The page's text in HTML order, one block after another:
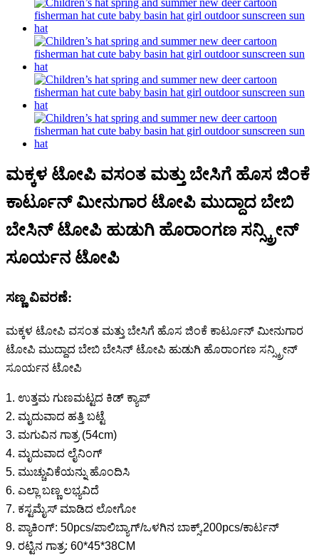
ಮಕ್ಕಳ ಟೋಪಿ ವಸಂತ ಮತ್ತು ಬೇಸಿಗೆ ಹೊಸ ಜಿಂಕೆ
ಕಾರ್ಟೂನ್ ಮೀನುಗಾರ ಟೋಪಿ ಮುದ್ದಾದ ಬೇಬಿ
ಬೇಸಿನ್ ಟೋಪಿ ಹುಡುಗಿ ಹೊರಾಂಗಣ ಸನ್ಸ್ಕ್ರೀನ್
ಸೂರ್ಯನ ಟೋಪಿ
ಸಣ್ಣ ವಿವರಣೆ:
ಮಕ್ಕಳ ಟೋಪಿ ವಸಂತ ಮತ್ತು ಬೇಸಿಗೆ ಹೊಸ ಜಿಂಕೆ ಕಾರ್ಟೂನ್ ಮೀನುಗಾರ
ಟೋಪಿ ಮುದ್ದಾದ ಬೇಬಿ ಬೇಸಿನ್ ಟೋಪಿ ಹುಡುಗಿ ಹೊರಾಂಗಣ ಸನ್ಸ್ಕ್ರೀನ್
ಸೂರ್ಯನ ಟೋಪಿ
1. ಉತ್ತಮ ಗುಣಮಟ್ಟದ ಕಿಡ್ ಕ್ಯಾಪ್
2. ಮೃದುವಾದ ಹತ್ತಿ ಬಟ್ಟೆ
3. ಮಗುವಿನ ಗಾತ್ರ (54cm)
4. ಮೃದುವಾದ ಲೈನಿಂಗ್
5. ಮುಚ್ಚುವಿಕೆಯನ್ನು ಹೊಂದಿಸಿ
6. ಎಲ್ಲಾ ಬಣ್ಣ ಲಭ್ಯವಿದೆ
7. ಕಸ್ಟಮೈಸ್ ಮಾಡಿದ ಲೋಗೋ
8. ಪ್ಯಾಕಿಂಗ್: 50pcs/ಪಾಲಿಬ್ಯಾಗ್/ಒಳಗಿನ ಬಾಕ್ಸ್,200pcs/ಕಾರ್ಟನ್
9. ರಟ್ಟಿನ ಗಾತ್ರ: 60*45*38CM